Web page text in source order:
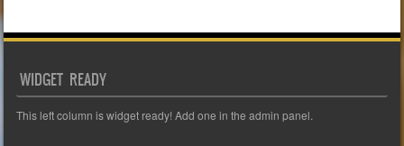
WIDGET READY
This left column is widget ready! Add one in the admin panel.